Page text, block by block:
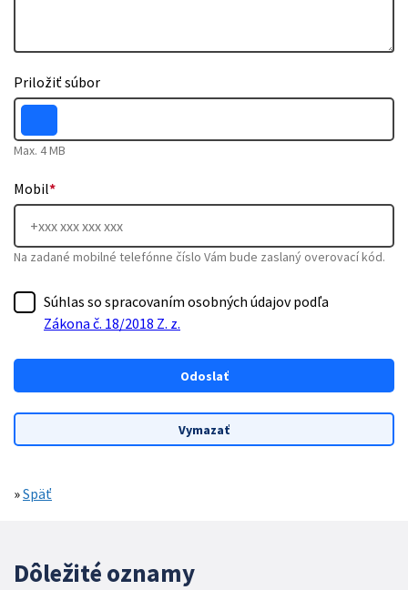
Priložiť súbor
Max. 4 MB
Mobil*
Na zadané mobilné telefónne číslo Vám bude zaslaný overovací kód.
Súhlas so spracovaním osobných údajov podľa
Zákona č. 18/2018 Z. z.
»Späť
Dôležité oznamy